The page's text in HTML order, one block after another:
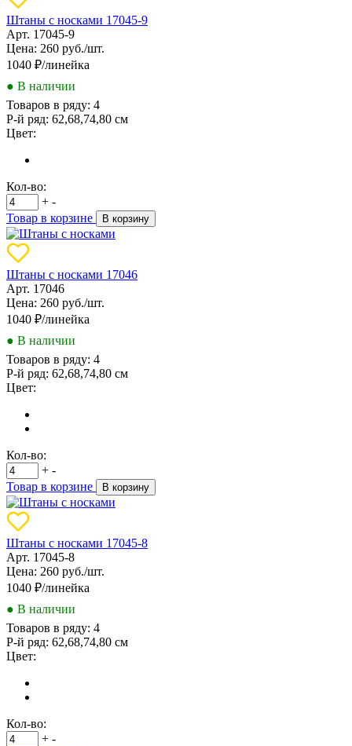
Штаны с носками 17045-9
Арт. 17045-9
Цена: 260 руб./шт.
1040 ₽/линейка
● В наличии
Товаров в ряду: 4
Р-й ряд: 62,68,74,80 см
Цвет:
Кол-во:
+ -
Товар в корзине
В корзину
Штаны с носками 17046
Арт. 17046
Цена: 260 руб./шт.
1040 ₽/линейка
● В наличии
Товаров в ряду: 4
Р-й ряд: 62,68,74,80 см
Цвет:
Кол-во:
+ -
Товар в корзине
В корзину
Штаны с носками 17045-8
Арт. 17045-8
Цена: 260 руб./шт.
1040 ₽/линейка
● В наличии
Товаров в ряду: 4
Р-й ряд: 62,68,74,80 см
Цвет:
Кол-во:
+ -